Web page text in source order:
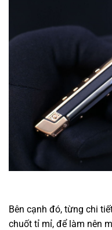
Bên cạnh đó, từng chi
chuốt tỉ mỉ, để làm nên